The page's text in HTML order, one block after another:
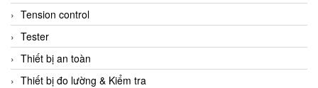
Tension control
Tester
Thiết bị an toàn
Thiết bị đo lường & Kiểm tra